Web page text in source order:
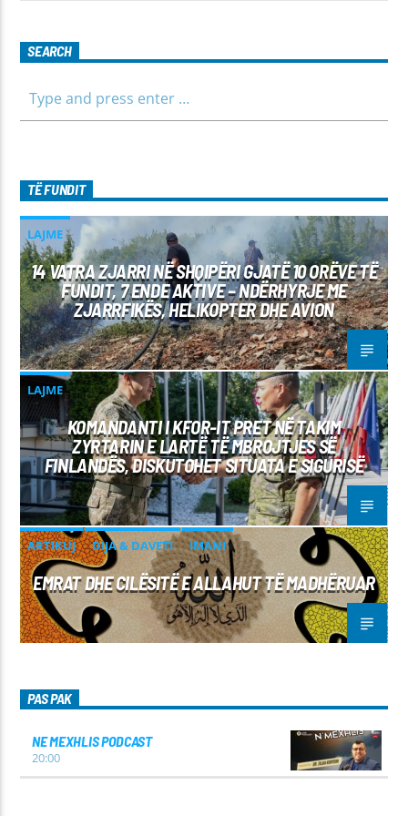
SEARCH
TË FUNDIT
LAJME
14 VATRA ZJARRI NË SHQIPËRI GJATË 10 ORËVE TË
FUNDIT, 7 ENDE AKTIVE – NDËRHYRJE ME
ZJARRFIKËS, HELIKOPTER DHE AVION
LAJME
KOMANDANTI I KFOR-IT PRET NË TAKIM
ZYRTARIN E LARTË TË MBROJTJES SË
FINLANDËS, DISKUTOHET SITUATA E SIGURISË
ARTIKUJ DIJA & DAVETI IMANI
EMRAT DHE CILËSITË E ALLAHUT TË MADHËRUAR
PAS PAK
NE MEXHLIS PODCAST
20:00